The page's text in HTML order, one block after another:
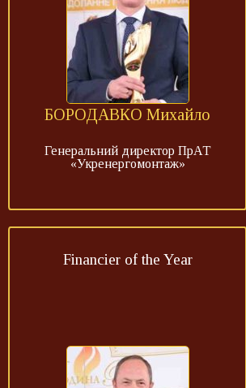
БОРОДАВКО Михайло
Генеральний директор ПрАТ
«Укренергомонтаж»
Financier of the Year